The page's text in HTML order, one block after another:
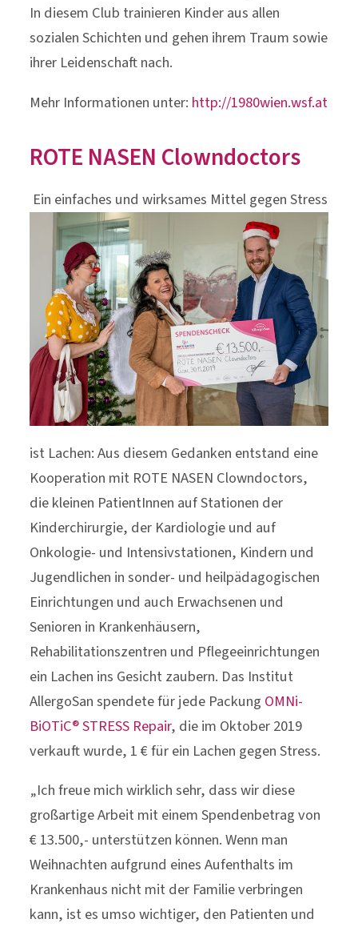
In diesem Club trainieren Kinder aus allen
sozialen Schichten und gehen ihrem Traum sowie
ihrer Leidenschaft nach.
Mehr Informationen unter: http://1980wien.wsf.at
ROTE NASEN Clowndoctors
Ein einfaches und wirksames Mittel gegen Stress
ist Lachen: Aus diesem Gedanken entstand eine
Kooperation mit ROTE NASEN Clowndoctors,
die kleinen PatientInnen auf Stationen der
Kinderchirurgie, der Kardiologie und auf
Onkologie- und Intensivstationen, Kindern und
Jugendlichen in sonder- und heilpädagogischen
Einrichtungen und auch Erwachsenen und
Senioren in Krankenhäusern,
Rehabilitationszentren und Pflegeeinrichtungen
ein Lachen ins Gesicht zaubern. Das Institut
AllergoSan spendete für jede Packung OMNi-
BiOTiC® STRESS Repair, die im Oktober 2019
verkauft wurde, 1 € für ein Lachen gegen Stress.
„Ich freue mich wirklich sehr, dass wir diese
großartige Arbeit mit einem Spendenbetrag von
€ 13.500,- unterstützen können. Wenn man
Weihnachten aufgrund eines Aufenthalts im
Krankenhaus nicht mit der Familie verbringen
kann, ist es umso wichtiger, den Patienten und